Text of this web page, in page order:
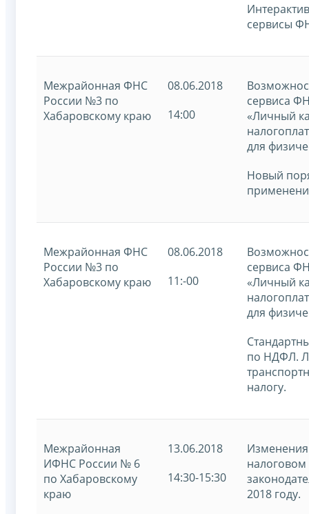
сервисы
Межрайонная ФНС
России №3 по
Хабаровскому краю
08.06.2018
14:00
сервиса
«Личный
для
Новый
Межрайонная ФНС
России №3 по
Хабаровскому краю
08.06.2018
11:-00
сервиса
«Личный
для
по НДФЛ.
налогу.
Межрайонная
ИФНС России № 6
по Хабаровскому
краю
13.06.2018
14:30-15:30
налоговом
2018 году.